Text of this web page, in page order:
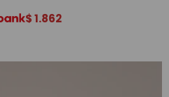
$1.862